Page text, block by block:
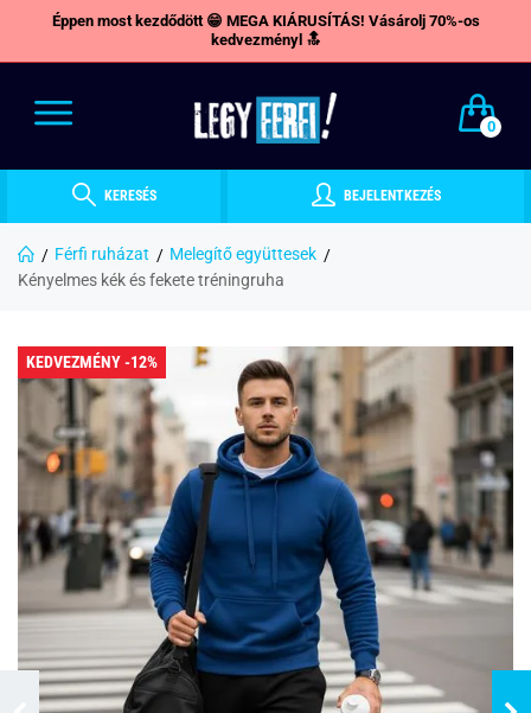
Éppen most kezdődött 😁 MEGA KIÁRUSÍTÁS! Vásárolj 70%-os
kedvezményl 🔝
0
KERESÉS BEJELENTKEZÉS
Férfi ruházat
Melegítő együttesek
Kényelmes kék és fekete tréningruha
KEDVEZMÉNY -12%